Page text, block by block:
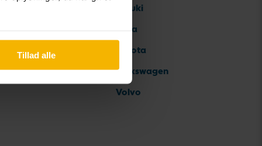
Tillad alle
Suzuki
Tesla
Toyota
Volkswagen
Volvo